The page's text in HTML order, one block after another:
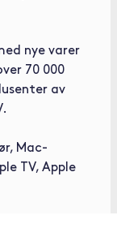
nye varer
70 000
av
, Mac-
TV, Apple